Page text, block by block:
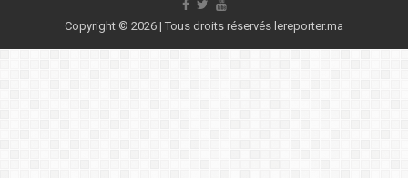
Copyright © 2026 | Tous droits réservés lereporter.ma